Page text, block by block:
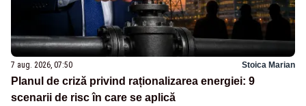
7 aug. 2026, 07:50 Stoica Marian
Planul de criză privind raționalizarea energiei: 9
scenarii de risc în care se aplică